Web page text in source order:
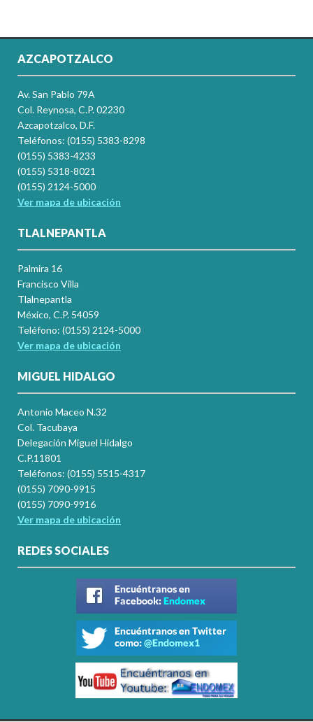
AZCAPOTZALCO
Av. San Pablo 79A
Col. Reynosa, C.P. 02230
Azcapotzalco, D.F.
Teléfonos: (0155) 5383-8298
(0155) 5383-4233
(0155) 5318-8021
(0155) 2124-5000
Ver mapa de ubicación
TLALNEPANTLA
Palmira 16
Francisco Villa
Tlalnepantla
México, C.P. 54059
Teléfono: (0155) 2124-5000
Ver mapa de ubicación
MIGUEL HIDALGO
Antonio Maceo N.32
Col. Tacubaya
Delegación Miguel Hidalgo
C.P.11801
Teléfonos: (0155) 5515-4317
(0155) 7090-9915
(0155) 7090-9916
Ver mapa de ubicación
REDES SOCIALES